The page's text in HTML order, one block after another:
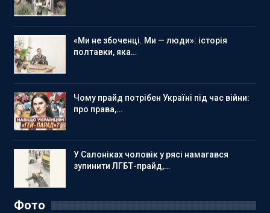
«Ми не збоченці. Ми — люди»: історія
полтавки, яка…
Чому прайд потрібен Україні під час війни:
про права,…
У Салоніках чоловік у рясі намагався
зупинити ЛГБТ-прайд,…
Фото